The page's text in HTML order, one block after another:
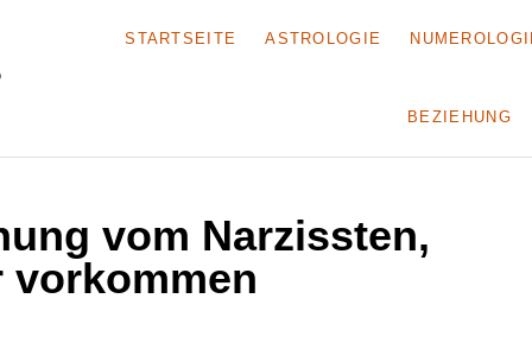
STARTSEITE ASTROLOGIE
BEZIEHUNG
vom Narzissten,
vorkommen